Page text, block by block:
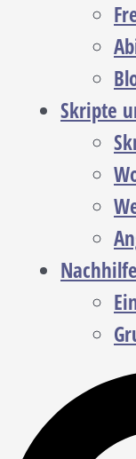
Skripte
Nachhilfe